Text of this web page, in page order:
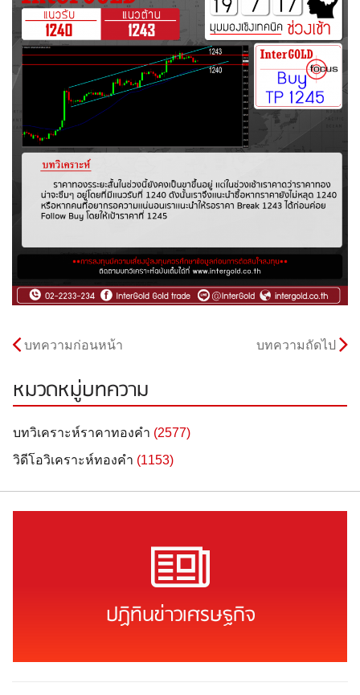
บทความก่อนหน้า บทความถัดไป
หมวดหมู่บทความ
บทวิเคราะห์ราคาทองคำ (2577)
วิดีโอวิเคราะห์ทองคำ (1153)
ปฏิทินข่าวเศรษฐกิจ